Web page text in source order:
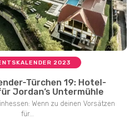
2023
Türchen 19: Hotel-
Jordan’s Untermühle
Wenn zu deinen Vorsätzen
für...